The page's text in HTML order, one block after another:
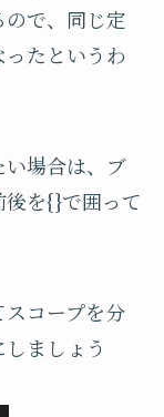
で、同じ定
たというわ
い場合は、ブ
を{}で囲って
スコープを分
ましょう